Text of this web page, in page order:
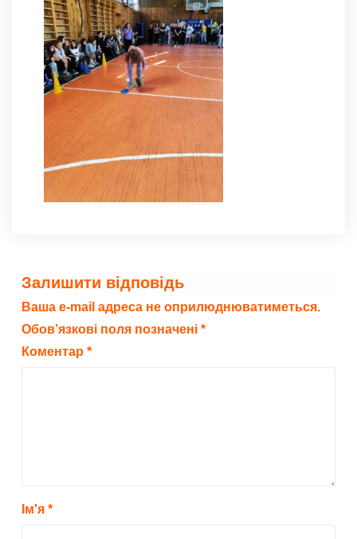
Залишити відповідь
Ваша e-mail адреса не оприлюднюватиметься.
Обов’язкові поля позначені *
Коментар *
Ім'я *